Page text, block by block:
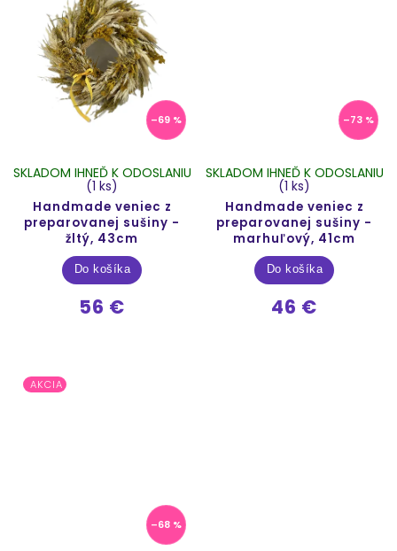
–69 %
Handmade veniec z
preparovanej sušiny -
žltý, 43cm
SKLADOM IHNEĎ K ODOSLANIU
(1 ks)
56 €
Do košíka
–73 %
Handmade veniec z
preparovanej sušiny -
marhuľový, 41cm
SKLADOM IHNEĎ K ODOSLANIU
(1 ks)
46 €
Do košíka
AKCIA
–68 %